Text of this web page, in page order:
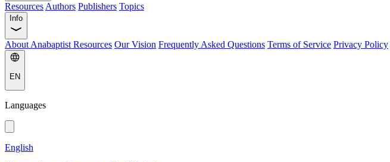
Resources Authors Publishers Topics
Info
About Anabaptist Resources Our Vision Frequently Asked Questions Terms of Service Privacy Policy
EN
Languages
English